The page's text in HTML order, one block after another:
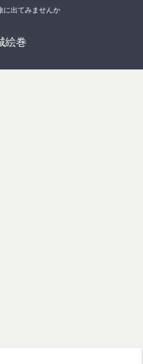
に出てみませんか
絵巻